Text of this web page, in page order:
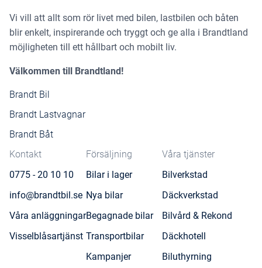
Vi vill att allt som rör livet med bilen, lastbilen och båten
blir enkelt, inspirerande och tryggt och ge alla i Brandtland
möjligheten till ett hållbart och mobilt liv.
Välkommen till Brandtland!
Brandt Bil
Brandt Lastvagnar
Brandt Båt
Kontakt
0775 - 20 10 10
info@brandtbil.se
Våra anläggningar
Visselblåsartjänst
Försäljning
Bilar i lager
Nya bilar
Begagnade bilar
Transportbilar
Kampanjer
Våra tjänster
Bilverkstad
Däckverkstad
Bilvård & Rekond
Däckhotell
Biluthyrning